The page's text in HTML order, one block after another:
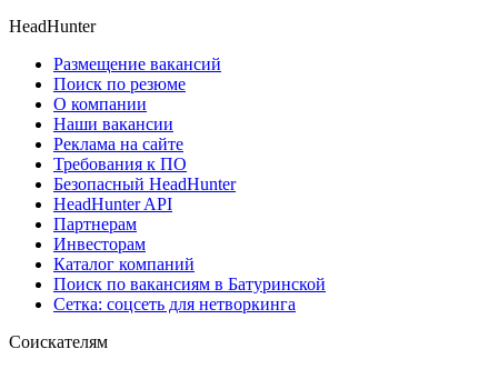
HeadHunter
Размещение вакансий
Поиск по резюме
О компании
Наши вакансии
Реклама на сайте
Требования к ПО
Безопасный HeadHunter
HeadHunter API
Партнерам
Инвесторам
Каталог компаний
Поиск по вакансиям в Батуринской
Сетка: соцсеть для нетворкинга
Соискателям